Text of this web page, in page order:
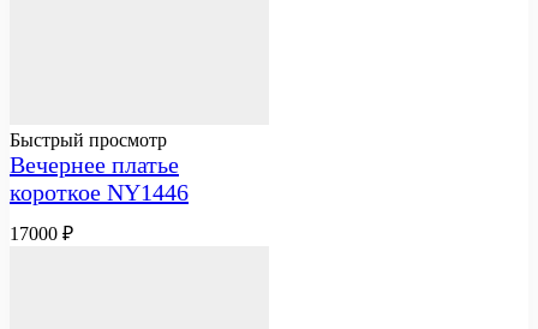
Быстрый просмотр
Вечернее платье
короткое NY1446
17000 ₽